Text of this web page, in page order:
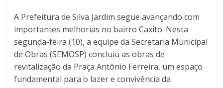
A Prefeitura de Silva Jardim segue avançando com
importantes melhorias no bairro Caxito. Nesta
segunda-feira (10), a equipe da Secretaria Municipal
de Obras (SEMOSP) concluiu as obras de
revitalização da Praça Antônio Ferreira, um espaço
fundamental para o lazer e convivência da